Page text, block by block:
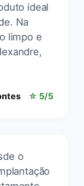
ideal
Na
limpo e
☆ 5/5
o